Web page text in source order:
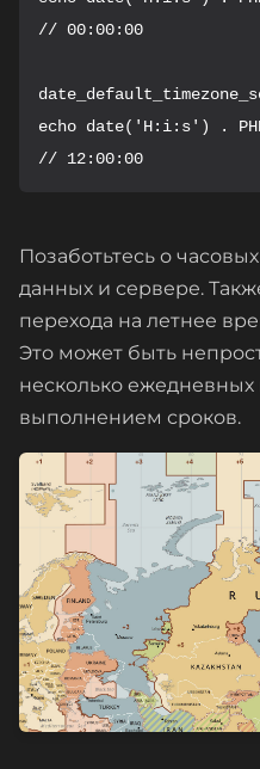
// 00:00:00
echo date('H:i:s') .
// 12:00:00
Позаботьтесь о
данных и сервере.
перехода на летнее
Это может быть
несколько ежедневных
выполнением сроков.